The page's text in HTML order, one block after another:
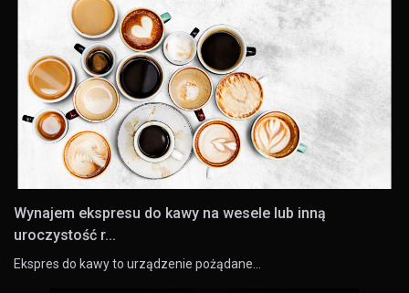
Wynajem ekspresu do kawy na wesele lub inną
uroczystość r...
Ekspres do kawy to urządzenie pożądane…